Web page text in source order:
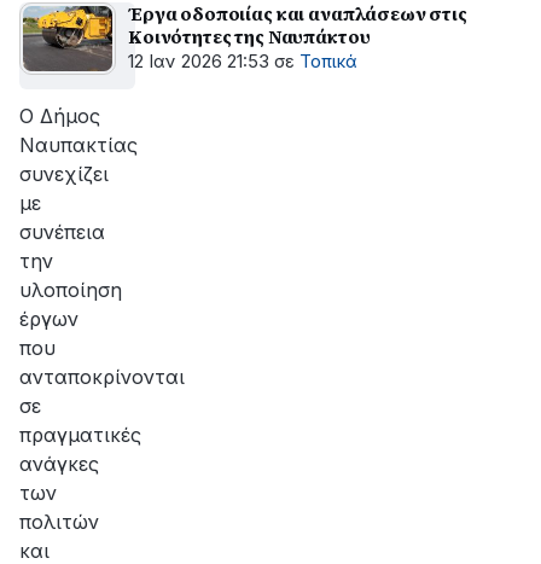
Έργα οδοποιίας και αναπλάσεων στις
Κοινότητες της Ναυπάκτου
12 Ιαν 2026 21:53 σε Τοπικά
Ο Δήμος
Ναυπακτίας
συνεχίζει
με
συνέπεια
την
υλοποίηση
έργων
που
ανταποκρίνονται
σε
πραγματικές
ανάγκες
των
πολιτών
και